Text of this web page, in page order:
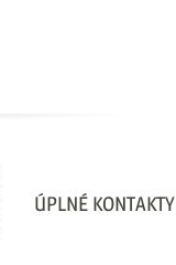
ÚPLNÉ KONTAKTY